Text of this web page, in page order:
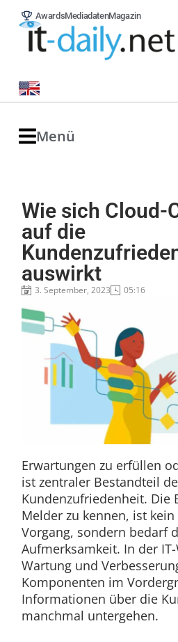
AwardsMediadatenMagazin
Menü
Wie sich Cloud-
auf die
auswirkt
3. September, 2023 05:16
Erwartungen zu erfüllen
ist zentraler Bestandteil
Kundenzufriedenheit. Die
Melder zu kennen, ist
Vorgang, sondern bedarf
Aufmerksamkeit. In der
Wartung und
Komponenten im
Informationen über die
manchmal untergehen.